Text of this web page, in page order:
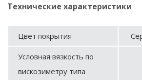
Технические характеристики
Цвет покрытия
Условная вязкость по
вискозиметру типа